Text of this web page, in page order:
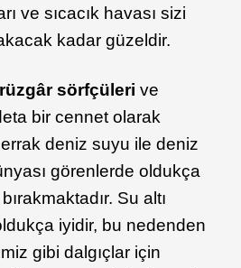
ve sıcacık havası sizi
kadar güzeldir.
sörfçüleri ve
bir cennet olarak
deniz suyu ile deniz
görenlerde oldukça
Su altı
iyidir, bu nedenden
gibi dalgıçlar için